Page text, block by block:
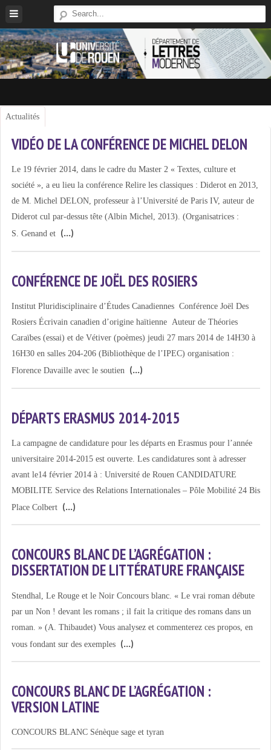
content
VIDÉO DE LA CONFÉRENCE DE MICHEL DELON
Le 19 février 2014, dans le cadre du Master 2 « Textes, culture et
société », a eu lieu la conférence Relire les classiques : Diderot en 2013,
de M. Michel DELON, professeur à l’Université de Paris IV, auteur de
Diderot cul par-dessus tête (Albin Michel, 2013). (Organisatrices :
S. Genand et
CONFÉRENCE DE JOËL DES ROSIERS
Institut Pluridisciplinaire d’Études Canadiennes Conférence Joël Des
Rosiers Écrivain canadien d’origine haïtienne Auteur de Théories
Caraïbes (essai) et de Vétiver (poèmes) jeudi 27 mars 2014 de 14H30 à
16H30 en salles 204-206 (Bibliothèque de l’IPEC) organisation :
Florence Davaille avec le soutien
DÉPARTS ERASMUS 2014-2015
La campagne de candidature pour les départs en Erasmus pour l’année
universitaire 2014-2015 est ouverte. Les candidatures sont à adresser
avant le14 février 2014 à : Université de Rouen CANDIDATURE
MOBILITE Service des Relations Internationales – Pôle Mobilité 24 Bis
Place Colbert
CONCOURS BLANC DE L’AGRÉGATION :
DISSERTATION DE LITTÉRATURE FRANÇAISE
Stendhal, Le Rouge et le Noir Concours blanc. « Le vrai roman débute
par un Non ! devant les romans ; il fait la critique des romans dans un
roman. » (A. Thibaudet) Vous analysez et commenterez ces propos, en
vous fondant sur des exemples
CONCOURS BLANC DE L’AGRÉGATION :
VERSION LATINE
CONCOURS BLANC Sénèque sage et tyran